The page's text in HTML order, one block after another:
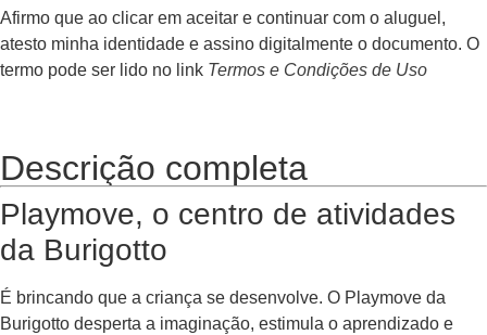
Afirmo que ao clicar em aceitar e continuar com o aluguel,
atesto minha identidade e assino digitalmente o documento. O
termo pode ser lido no link Termos e Condições de Uso
Descrição completa
Playmove, o centro de atividades
da Burigotto
É brincando que a criança se desenvolve. O Playmove da
Burigotto desperta a imaginação, estimula o aprendizado e